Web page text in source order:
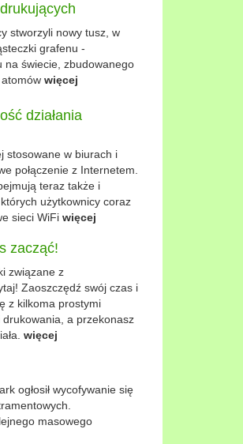
stworzyli nowy tusz, w
grafenu -
na świecie, zbudowanego
więcej
działania
stosowane w biurach i
połączenie z Internetem.
teraz także i
użytkownicy coraz
sieci WiFi więcej
zacząć!
związane z
Zaoszczędź swój czas i
z kilkoma prostymi
a przekonasz
więcej
ogłosił wycofywanie się
masowego